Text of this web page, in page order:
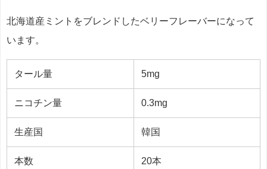
北海道産ミントをブレンドしたベリーフレーバーになって
います。
タール量 5mg
ニコチン量 0.3mg
生産国 韓国
本数 20本